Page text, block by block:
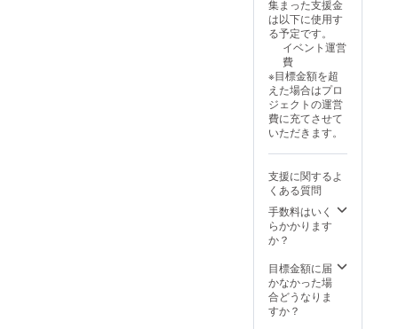
ム等を10文字以
内（日本語の
み）を備考欄に
ご記入願いま
す。
集まった支援金
は以下に使用す
る予定です。
イベント運営
費
※目標金額を超
えた場合はプロ
ジェクトの運営
費に充てさせて
いただきます。
支援に関するよ
くある質問
手数料はいく
らかかります
か？
目標金額に届
かなかった場
合どうなりま
すか？